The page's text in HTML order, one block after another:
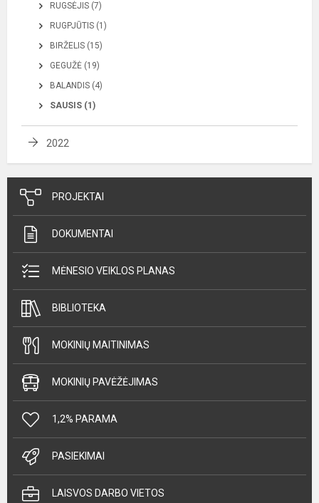
RUGSĖJIS (7)
RUGPJŪTIS (1)
BIRŽELIS (15)
GEGUŽĖ (19)
BALANDIS (4)
SAUSIS (1)
2022
PROJEKTAI
DOKUMENTAI
MĖNESIO VEIKLOS PLANAS
BIBLIOTEKA
MOKINIŲ MAITINIMAS
MOKINIŲ PAVĖŽĖJIMAS
1,2% PARAMA
PASIEKIMAI
LAISVOS DARBO VIETOS